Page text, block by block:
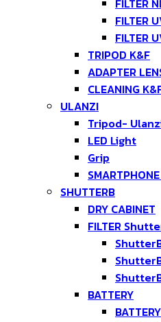
FILTER
FILTER
FILTER
TRIPOD K&F
ADAPTER
CLEANING
ULANZI
Tripod-
LED Light
Grip
SHUTTERB
DRY CABINET
FILTER
BATTERY